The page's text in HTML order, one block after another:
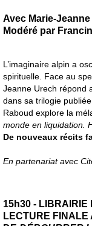
Avec Marie-
Modéré par
L’imaginaire alpin a
spirituelle. Face au
Jeanne Urech répond
dans sa trilogie
Raboud explore la
monde en liquidation.
De nouveaux récits
En partenariat avec
15h30 - LIBRAIRIE
LECTURE FINALE